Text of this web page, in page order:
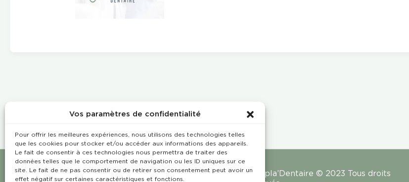
Vos paramètres de confidentialité
Pour offrir les meilleures expériences, nous utilisons des technologies telles
que les cookies pour stocker et/ou accéder aux informations des appareils.
Le fait de consentir à ces technologies nous permettra de traiter des
données telles que le comportement de navigation ou les ID uniques sur ce
site. Le fait de ne pas consentir ou de retirer son consentement peut avoir un
effet négatif sur certaines caractéristiques et fonctions.
Rempla’Dentaire © 2023 Tous droits